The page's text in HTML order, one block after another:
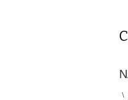
\